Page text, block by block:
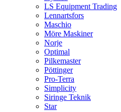
LS Equipment Trading
Lennartsfors
Maschio
Möre Maskiner
Norje
Optimal
Pilkemaster
Pöttinger
Pro-Terra
Simplicity
Siringe Teknik
Star